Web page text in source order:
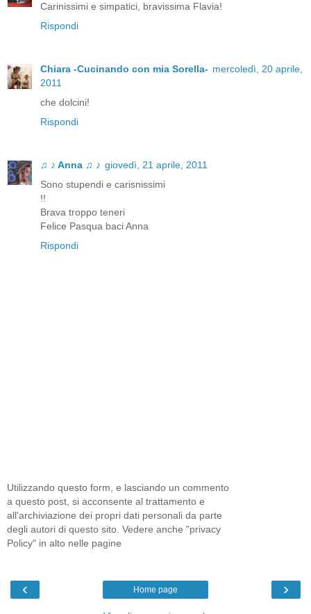
Carinissimi e simpatici, bravissima Flavia!
Rispondi
Chiara -Cucinando con mia Sorella- mercoledì, 20 aprile,
2011
che dolcini!
Rispondi
♫ ♪ Anna ♫ ♪ giovedì, 21 aprile, 2011
Sono stupendi e carisnissimi
!!
Brava troppo teneri
Felice Pasqua baci Anna
Rispondi
Utilizzando questo form, e lasciando un commento
a questo post, si acconsente al trattamento e
all'archiviazione dei propri dati personali da parte
degli autori di questo sito. Vedere anche "privacy
Policy" in alto nelle pagine
‹ ›
Home page